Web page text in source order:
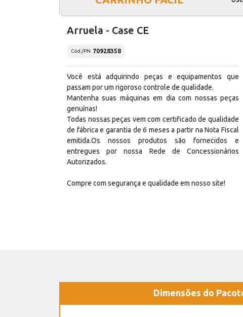
Arruela - Case CE
Cód./PN 70928358
Você está adquirindo peças e equipamentos que
passam por um rigoroso controle de qualidade.
Mantenha suas máquinas em dia com nossas peças
genuínas!
Todas nossas peças vem com certificado de qualidade
de fábrica e garantia de 6 meses a partir na Nota Fiscal
emitida.Os nossos produtos são fornecidos e
entregues por nossa Rede de Concessionários
Autorizados.
Compre com segurança e qualidade em nosso site!
Dimensões do